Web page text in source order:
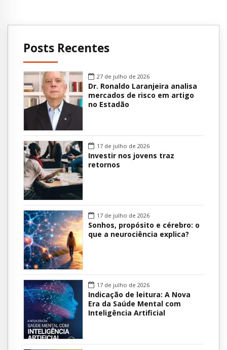
Posts Recentes
27 de julho de 2026
Dr. Ronaldo Laranjeira analisa
mercados de risco em artigo
no Estadão
17 de julho de 2026
Investir nos jovens traz
retornos
17 de julho de 2026
Sonhos, propósito e cérebro: o
que a neurociência explica?
17 de julho de 2026
Indicação de leitura: A Nova
Era da Saúde Mental com
Inteligência Artificial